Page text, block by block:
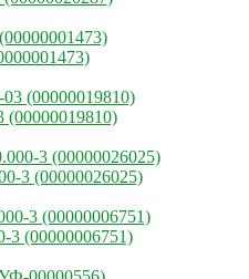
3 (00000026025)
(00000006751)